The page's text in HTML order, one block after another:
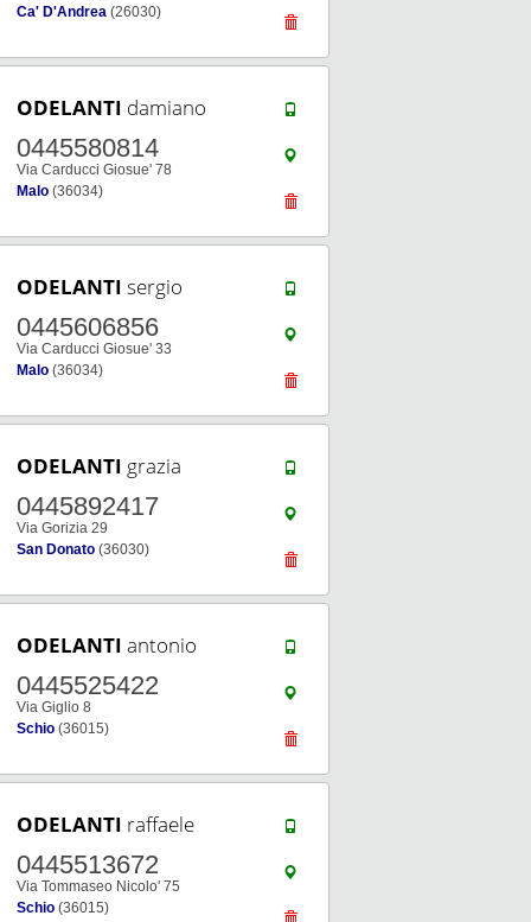
Ca' D'Andrea (26030)
ODELANTI damiano
0445580814
Via Carducci Giosue' 78
Malo (36034)
ODELANTI sergio
0445606856
Via Carducci Giosue' 33
Malo (36034)
ODELANTI grazia
0445892417
Via Gorizia 29
San Donato (36030)
ODELANTI antonio
0445525422
Via Giglio 8
Schio (36015)
ODELANTI raffaele
0445513672
Via Tommaseo Nicolo' 75
Schio (36015)